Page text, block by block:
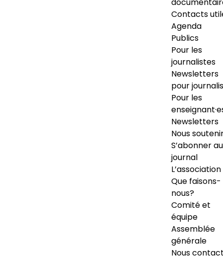
Contacts
Agenda
Publics
Pour les
journalistes
Newsletters
pour
Pour les
Newsletters
Nous
S’abonner au
journal
L’association
Que faisons-
nous?
Comité et
équipe
Assemblée
générale
Nous